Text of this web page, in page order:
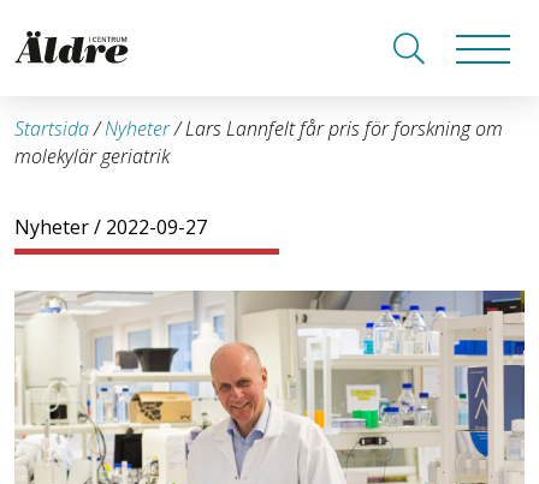
Startsida/Nyheter/Lars Lannfelt får pris för forskning om
molekylär geriatrik
Nyheter/ 2022-09-27